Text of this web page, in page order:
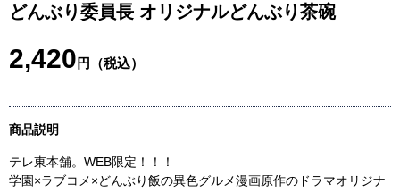
どんぶり委員長 オリジナルどんぶり茶碗
2,420 円（税込）
商品説明
テレ東本舗。WEB限定！！！
学園×ラブコメ×どんぶり飯の異色グルメ漫画原作のドラマオリジナ